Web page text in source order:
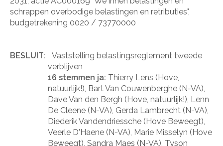
schrappen overbodige belastingen en retributies",
budgetrekening 0020 / 73770000
BESLUIT:
Vaststelling belastingsreglement tweede
verblijven
16 stemmen ja: Thierry Lens (Hove,
natuurlijk!), Bart Van Couwenberghe (N-VA),
Dave Van den Bergh (Hove, natuurlijk!), Lenn
De Cleene (N-VA), Gerda Lambrecht (N-VA),
Diederik Vandendriessche (Hove Beweegt),
Veerle D'Haene (N-VA), Marie Misselyn (Hove
Beweegt), Sandra Maes (N-VA), Tyson